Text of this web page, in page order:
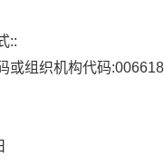
::
或组织机构代码: